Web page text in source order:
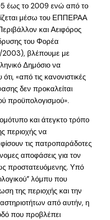
έως το 2009 ενώ από το
μέσω του ΕΠΠΕΡΑΑ
και Αειφόρος
του Φορέα
βλέπουμε με
Δημόσιο να
«από τις κανονιστικές
δεν προκαλείται
προϋπολογισμού».
και άτεγκτο τρόπο
περιοχής να
τις πατροπαράδοτες
αποφάσεις για τον
προστατευόμενης. Υπό
λόμπυ που
της περιοχής και την
από αυτήν, η
που προβλέπει